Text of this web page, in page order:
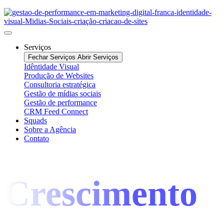
Serviços
Fechar Serviços Abrir Serviços
Idêntidade Visual
Produção de Websites
Consultoria estratégica
Gestão de mídias sociais
Gestão de performance
CRM Feed Connect
Squads
Sobre a Agência
Contato
Crescimento